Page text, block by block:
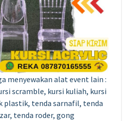
menyewakan alat event lain :
scramble, kursi kuliah, kursi
plastik, tenda sarnafil, tenda
tenda roder, gong